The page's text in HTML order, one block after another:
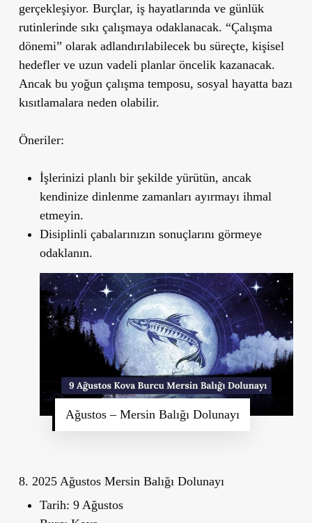
gerçekleşiyor. Burçlar, iş hayatlarında ve günlük
rutinlerinde sıkı çalışmaya odaklanacak. “Çalışma
dönemi” olarak adlandırılabilecek bu süreçte, kişisel
hedefler ve uzun vadeli planlar öncelik kazanacak.
Ancak bu yoğun çalışma temposu, sosyal hayatta bazı
kısıtlamalara neden olabilir.
Öneriler:
İşlerinizi planlı bir şekilde yürütün, ancak
kendinize dinlenme zamanları ayırmayı ihmal
etmeyin.
Disiplinli çabalarınızın sonuçlarını görmeye
odaklanın.
Ağustos – Mersin Balığı Dolunayı
8. 2025 Ağustos Mersin Balığı Dolunayı
Tarih: 9 Ağustos